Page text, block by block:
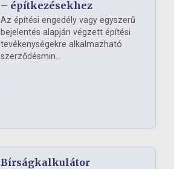
– építkezésekhez
Az építési engedély vagy egyszerű
bejelentés alapján végzett építési
tevékenységekre alkalmazható
szerződésmin...
Bírságkalkulátor